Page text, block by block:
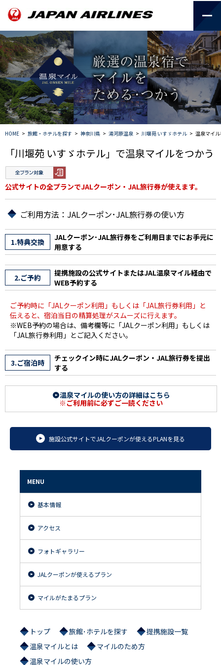
HOME > 旅館・ホテルを探す > 神奈川県 > 湯河原温泉 > 川堰苑 いすゞホテル > 温泉マイ
「川堰苑 いすゞホテル」で温泉マイルをつかう
公式サイトの全プランでJALクーポン・JAL旅行券が使えます。
ご利用方法：JALクーポン･JAL旅行券の使い方
1.特典交換
JALクーポン･JAL旅行券をご利用日までにお手元に
用意する
2.ご予約
提携施設の公式サイトまたはJAL温泉マイル経由で
WEB予約する
ご予約時に「JALクーポン利用」もしくは「JAL旅行券利用」と
伝えると、宿泊当日の精算処理がスムーズに行えます。
※WEB予約の場合は、備考欄等に「JALクーポン利用」もしくは
「JAL旅行券利用」とご記入ください。
3.ご宿泊時
チェックイン時にJALクーポン・JAL旅行券を提出
する
温泉マイルの使い方の詳細はこちら
※ご利用前に必ずご一読ください
施設公式サイトでJALクーポンが使えるPLANを見る
MENU
基本情報
アクセス
フォトギャラリー
JALクーポンが使えるプラン
マイルがたまるプラン
トップ 旅館･ホテルを探す
提携施設一覧
温泉マイルとは
マイルのため方
温泉マイルの使い方